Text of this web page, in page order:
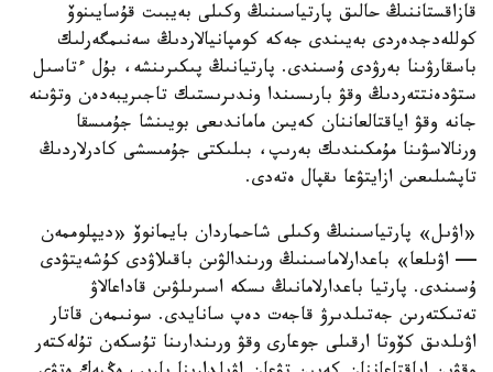
قازاقستاننىڭ حالىق پارتياسىنىڭ وكىلى بەيبىت قۇسايىنوۆ
كوللەدجدەردى بەيىندى جەكە كومپانيالاردىڭ سەنىمگەرلىك
باسقارۋىنا بەرۋدى ۇسىندى. پارتيانىڭ پىكىرىنشە، بۇل ءتاسىل
ستۋدەنتتەردىڭ وقۋ بارىسىندا وندىرىستىك تاجىريبەدەن وتۋىنە
جانە وقۋ اياقتالعاننان كەيىن ماماندىعى بويىنشا جۇمىسقا
ورنالاسۋىنا مۇمكىندىك بەرىپ، بىلىكتى جۇمىسشى كادرلاردىڭ
تاپشىلىعىن ازايتۋعا ىقپال ەتەدى.
«اۋىل» پارتياسىنىڭ وكىلى شاحماردان بايمانوۆ «ديپلوممەن
— اۋىلعا» باعدارلاماسىنىڭ ورىندالۋىن باقىلاۋدى كۇشەيتۋدى
ۇسىندى. پارتيا باعدارلامانىڭ ىسكە اسىرىلۋىن قاداعالاۋ
تەتىكتەرىن جەتىلدىرۋ قاجەت دەپ سانايدى. سونىمەن قاتار
اۋىلدىق كۆوتا ارقىلى جوعارى وقۋ ورىندارىنا تۇسكەن تۇلەكتەر